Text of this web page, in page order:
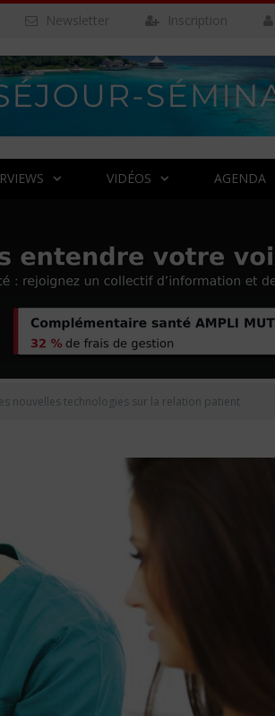
Inscription
Newsletter
VIDÉOS AGENDA
nouvelles technologies sur la relation patient